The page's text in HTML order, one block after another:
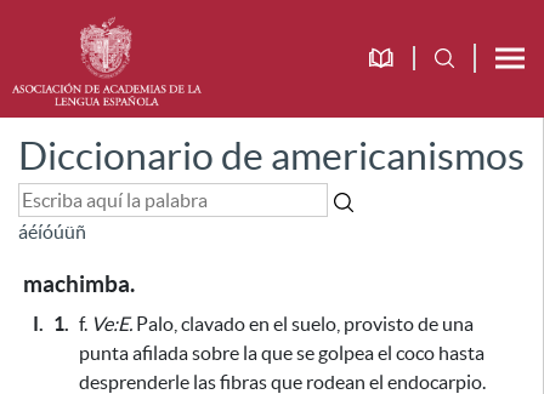
Diccionario de americanismos
áéíóúüñ
machimba.
I. 1. f. Ve:E. Palo, clavado en el suelo, provisto de una
punta afilada sobre la que se golpea el coco hasta
desprenderle las fibras que rodean el endocarpio.